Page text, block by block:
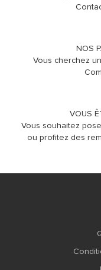
NOS
Vous cherchez
VOUS
Vous souhaitez
ou profitez des